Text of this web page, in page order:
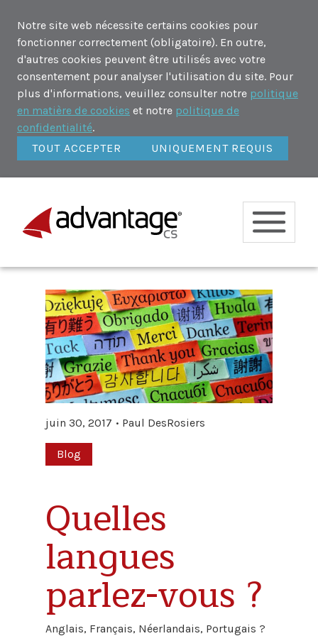
Notre site web nécessite certains cookies pour
fonctionner correctement (obligatoire). En outre,
d'autres cookies peuvent être utilisés avec votre
consentement pour analyser l'utilisation du site. Pour
plus d'informations, veuillez consulter notre politique
en matière de cookies et notre politique de
confidentialité.
TOUT ACCEPTER
UNIQUEMENT REQUIS
juin 30, 2017 Paul DesRosiers
Blog
Quelles
langues
parlez-vous ?
Anglais, Français, Néerlandais, Portugais ?